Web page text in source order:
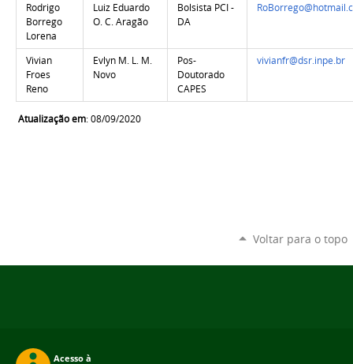
Rodrigo
Borrego
Lorena
Luiz Eduardo
O. C. Aragão
Bolsista PCI -
DA
Vivian
Froes
Reno
Evlyn M. L. M.
Novo
Pos-
Doutorado
CAPES
vivianfr@dsr.inpe.br
Atualização em: 08/09/2020
Voltar para o topo